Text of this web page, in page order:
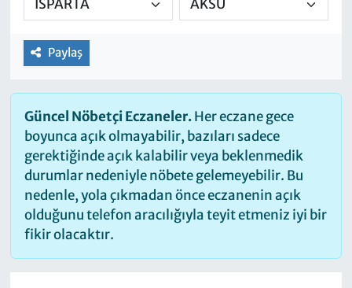
Paylaş
Güncel Nöbetçi Eczaneler.Her eczane gece
boyunca açık olmayabilir, bazıları sadece
gerektiğinde açık kalabilir veya beklenmedik
durumlar nedeniyle nöbete gelemeyebilir. Bu
nedenle, yola çıkmadan önce eczanenin açık
olduğunu telefon aracılığıyla teyit etmeniz iyi bir
fikir olacaktır.